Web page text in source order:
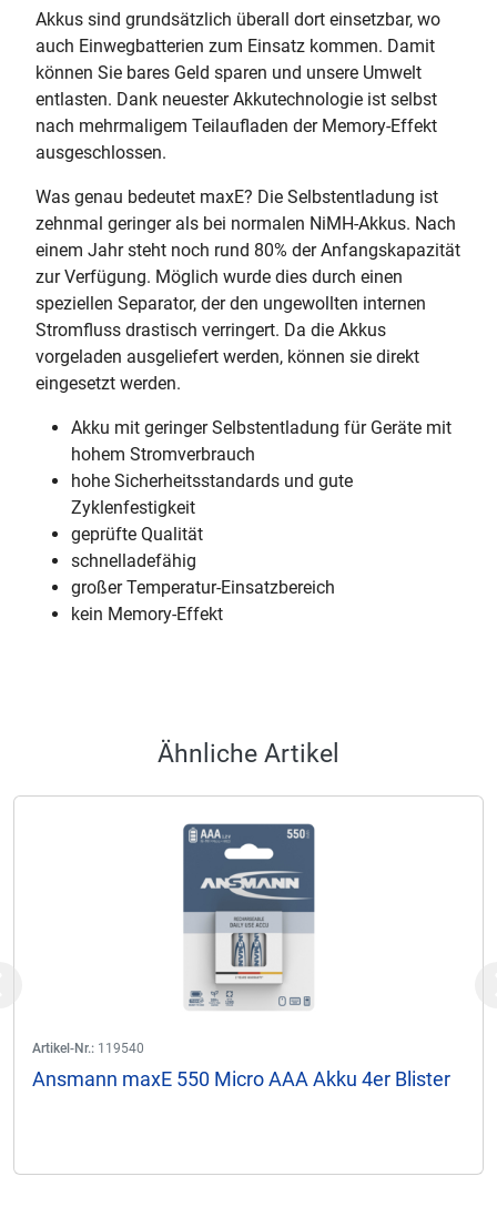
Akkus sind grundsätzlich überall dort einsetzbar, wo
auch Einwegbatterien zum Einsatz kommen. Damit
können Sie bares Geld sparen und unsere Umwelt
entlasten. Dank neuester Akkutechnologie ist selbst
nach mehrmaligem Teilaufladen der Memory-Effekt
ausgeschlossen.
Was genau bedeutet maxE? Die Selbstentladung ist
zehnmal geringer als bei normalen NiMH-Akkus. Nach
einem Jahr steht noch rund 80% der Anfangskapazität
zur Verfügung. Möglich wurde dies durch einen
speziellen Separator, der den ungewollten internen
Stromfluss drastisch verringert. Da die Akkus
vorgeladen ausgeliefert werden, können sie direkt
eingesetzt werden.
Akku mit geringer Selbstentladung für Geräte mit
hohem Stromverbrauch
hohe Sicherheitsstandards und gute
Zyklenfestigkeit
geprüfte Qualität
schnelladefähig
großer Temperatur-Einsatzbereich
kein Memory-Effekt
Ähnliche Artikel
Artikel-Nr.: 119540
Ansmann maxE 550 Micro AAA Akku 4er Blister